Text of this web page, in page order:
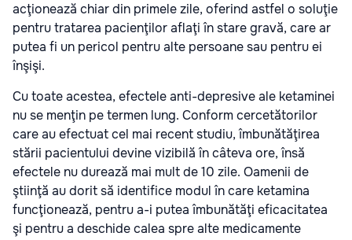
acţionează chiar din primele zile, oferind astfel o soluţie
pentru tratarea pacienţilor aflaţi în stare gravă, care ar
putea fi un pericol pentru alte persoane sau pentru ei
înşişi.
Cu toate acestea, efectele anti-depresive ale ketaminei
nu se menţin pe termen lung. Conform cercetătorilor
care au efectuat cel mai recent studiu, îmbunătăţirea
stării pacientului devine vizibilă în câteva ore, însă
efectele nu durează mai mult de 10 zile. Oamenii de
ştiinţă au dorit să identifice modul în care ketamina
funcţionează, pentru a-i putea îmbunătăţi eficacitatea
şi pentru a deschide calea spre alte medicamente